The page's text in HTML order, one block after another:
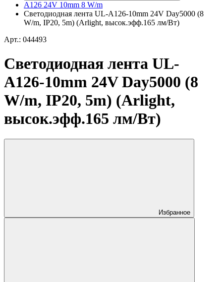
A126 24V 10mm 8 W/m
Светодиодная лента UL-A126-10mm 24V Day5000 (8
W/m, IP20, 5m) (Arlight, высок.эфф.165 лм/Вт)
Арт.: 044493
Светодиодная лента UL-
A126-10mm 24V Day5000 (8
W/m, IP20, 5m) (Arlight,
высок.эфф.165 лм/Вт)
Избранное